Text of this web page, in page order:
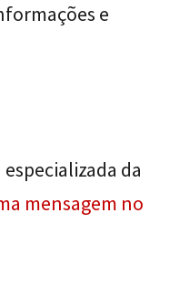
e
da
mensagem no